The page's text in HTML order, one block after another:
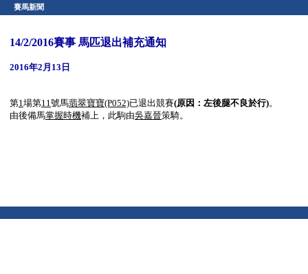
賽馬新聞
14/2/2016賽事 馬匹退出補充通知
2016年2月13日
第1場第11號馬翡翠寶寶(P052)已退出競賽(原因：左後腿不良於行)。
由後備馬掌握時機補上，此駒由吳嘉晉策騎。